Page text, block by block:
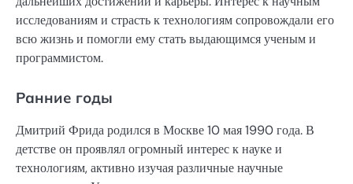
исследованиям и страсть к технологиям сопровождали его
всю жизнь и помогли ему стать выдающимся ученым и
программистом.
Ранние годы
Дмитрий Фрида родился в Москве 10 мая 1990 года. В
детстве он проявлял огромный интерес к науке и
технологиям, активно изучая различные научные